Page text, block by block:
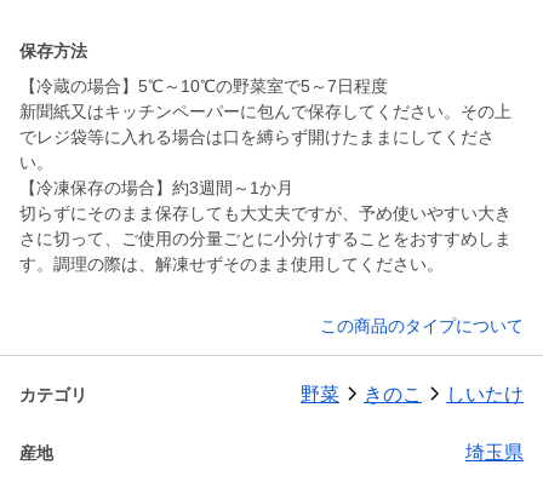
保存方法
【冷蔵の場合】5℃～10℃の野菜室で5～7日程度
新聞紙又はキッチンペーパーに包んで保存してください。その上
でレジ袋等に入れる場合は口を縛らず開けたままにしてくださ
い。
【冷凍保存の場合】約3週間～1か月
切らずにそのまま保存しても大丈夫ですが、予め使いやすい大き
さに切って、ご使用の分量ごとに小分けすることをおすすめしま
す。調理の際は、解凍せずそのまま使用してください。
この商品のタイプについて
カテゴリ 野菜 きのこ しいたけ
産地 埼玉県